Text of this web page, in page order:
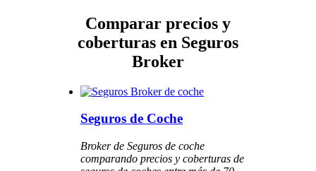
Comparar precios y
coberturas en Seguros
Broker
Seguros de Coche
Broker de Seguros de coche
comparando precios y coberturas de